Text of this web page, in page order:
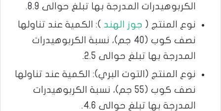
الكربوهيدرات المدرجة بها تبلغ حوالى 8.9.
نوع المنتج ( جوز الهند ): الكمية عند تناولها
نصف كوب (40 جم)، نسبة الكربوهيدرات
المدرجة بها تبلغ حوالى 2.5.
نوع المنتج (التوت البري): الكمية عند تناولها
نصف كوب (55 جم)، نسبة الكربوهيدرات
المدرجة بها تبلغ حوالى 4.6.